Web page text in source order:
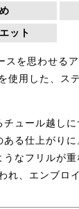
ット
スを思わせる
使用した、ス
ュール越し
る仕上がりに
なフリルが
れ、エンブロ